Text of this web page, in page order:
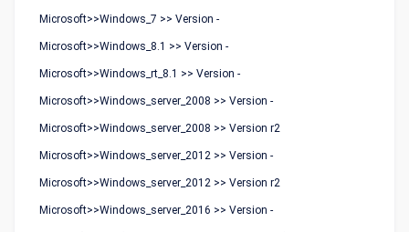
Microsoft>>Windows_7 >> Version -
Microsoft>>Windows_8.1 >> Version -
Microsoft>>Windows_rt_8.1 >> Version -
Microsoft>>Windows_server_2008 >> Version -
Microsoft>>Windows_server_2008 >> Version r2
Microsoft>>Windows_server_2012 >> Version -
Microsoft>>Windows_server_2012 >> Version r2
Microsoft>>Windows_server_2016 >> Version -